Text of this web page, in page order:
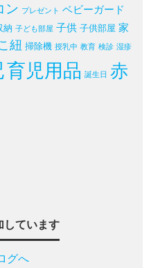
ン プレゼント ベビーガード
納 子ども部屋 子供 子供部屋 家
紐 掃除機 授乳中 教育 検診 湿疹
育児用品 誕生日 赤
しています